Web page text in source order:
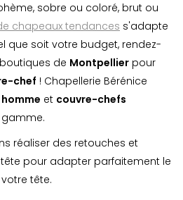
sobre ou coloré, brut ou
chapeaux tendances s'adapte
que soit votre budget, rendez-
de Montpellier pour
chef ! Chapellerie Bérénice
et couvre-chefs
réaliser des retouches et
pour adapter parfaitement le
tête.